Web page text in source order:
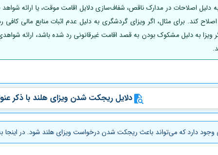
دلیل اصلاحات در مدارک ناقص، شفاف‌سازی دلایل اقامت موقت، یا ارائه
اصلاح کند. برای مثال، اگر ویزای گردشگری به دلیل عدم اثبات منابع مالی
ویزا به دلیل مشکوک بودن به قصد اقامت غیرقانونی رد شده باشد، ارائه
دلایل ریجکت شدن ویزای هلند با ذکر
وجود دارد که می‌تواند باعث ریجکت شدن درخواست ویزای هلند شود. در اینجا